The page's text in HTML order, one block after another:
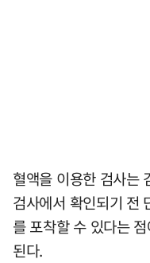
혈액을 이용한 검사는
검사에서 확인되기 전
를 포착할 수 있다는
된다.